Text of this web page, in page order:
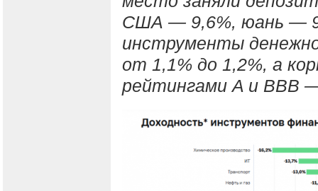
США — 9,6%, юань —
инструменты
от 1,1% до 1,2%, а
рейтингами A и BBB